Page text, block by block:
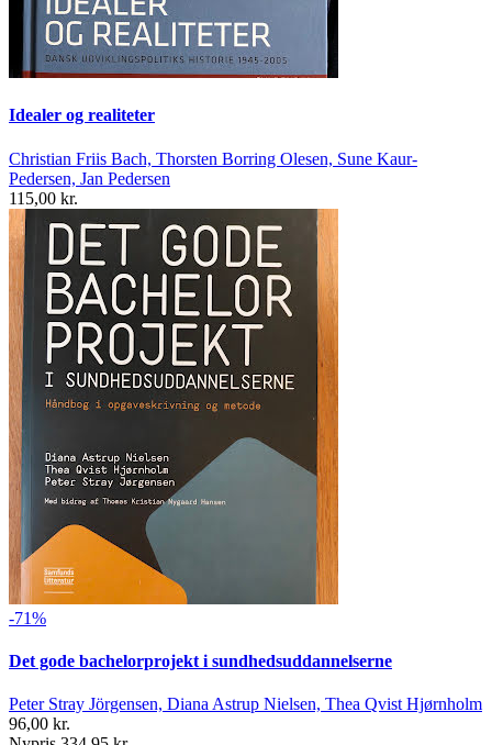
Idealer og realiteter
Christian Friis Bach, Thorsten Borring Olesen, Sune Kaur-
Pedersen, Jan Pedersen
115,00 kr.
-71%
Det gode bachelorprojekt i sundhedsuddannelserne
Peter Stray Jörgensen, Diana Astrup Nielsen, Thea Qvist Hjørnholm
96,00 kr.